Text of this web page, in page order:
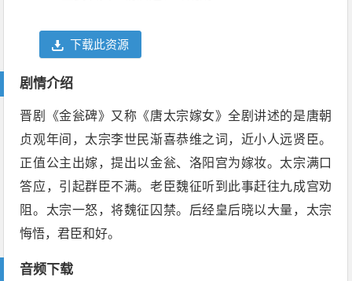
下载此资源
剧情介绍
晋剧《金瓮碑》又称《唐太宗嫁女》全剧讲述的是唐朝
贞观年间，太宗李世民渐喜恭维之词，近小人远贤臣。
正值公主出嫁，提出以金瓮、洛阳宫为嫁妆。太宗满口
答应，引起群臣不满。老臣魏征听到此事赶往九成宫劝
阻。太宗一怒，将魏征囚禁。后经皇后晓以大量，太宗
悔悟，君臣和好。
音频下载